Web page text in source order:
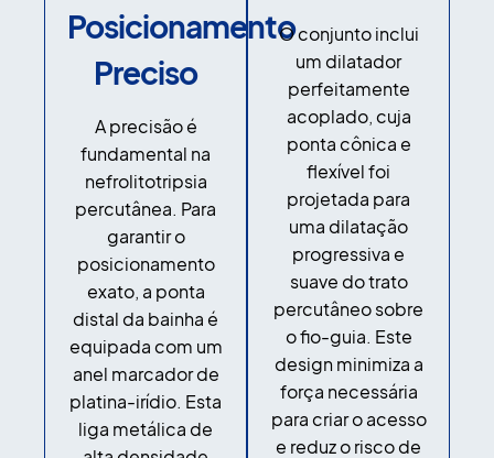
Posicionamento
Preciso
A precisão é
fundamental na
nefrolitotripsia
percutânea. Para
garantir o
posicionamento
exato, a ponta
distal da bainha é
equipada com um
anel marcador de
platina-irídio. Esta
liga metálica de
O conjunto inclui
um dilatador
perfeitamente
acoplado, cuja
ponta cônica e
flexível foi
projetada para
uma dilatação
progressiva e
suave do trato
percutâneo sobre
o fio-guia. Este
design minimiza a
força necessária
para criar o acesso
e reduz o risco de